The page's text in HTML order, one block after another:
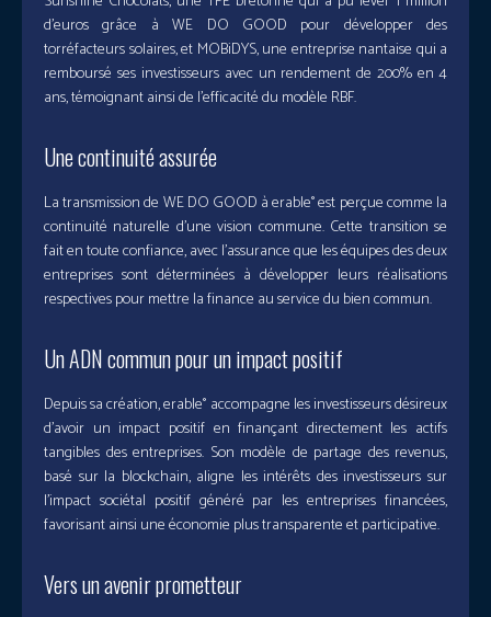
d’euros grâce à WE DO GOOD pour développer des
torréfacteurs solaires, et MOBiDYS, une entreprise nantaise qui a
remboursé ses investisseurs avec un rendement de 200% en 4
ans, témoignant ainsi de l’efficacité du modèle RBF.
Une continuité assurée
La transmission de WE DO GOOD à erable° est perçue comme la
continuité naturelle d’une vision commune. Cette transition se
fait en toute confiance, avec l’assurance que les équipes des deux
entreprises sont déterminées à développer leurs réalisations
respectives pour mettre la finance au service du bien commun.
Un ADN commun pour un impact positif
Depuis sa création, erable° accompagne les investisseurs désireux
d’avoir un impact positif en finançant directement les actifs
tangibles des entreprises. Son modèle de partage des revenus,
basé sur la blockchain, aligne les intérêts des investisseurs sur
l’impact sociétal positif généré par les entreprises financées,
favorisant ainsi une économie plus transparente et participative.
Vers un avenir prometteur